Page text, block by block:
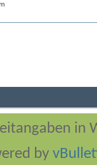
in
by